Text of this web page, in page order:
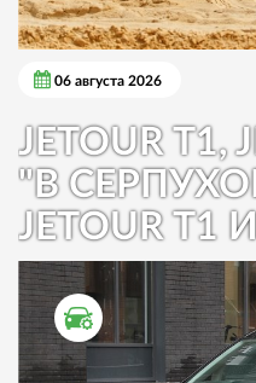
06 августа 2026
JETOUR T1,
"В
JETOUR T1
ТЕСТ ДРАЙВ